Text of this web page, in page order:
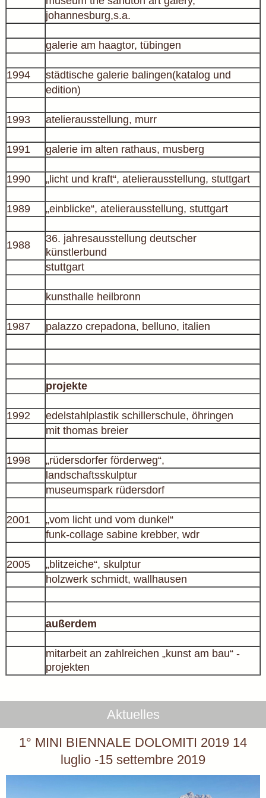
johannesburg,s.a.
galerie am haagtor, tübingen
1994
städtische galerie balingen(katalog und
edition)
1993 atelierausstellung, murr
1991 galerie im alten rathaus, musberg
1990 „licht und kraft“, atelierausstellung, stuttgart
1989 „einblicke“, atelierausstellung, stuttgart
1988
36. jahresausstellung deutscher
künstlerbund
stuttgart
kunsthalle heilbronn
1987 palazzo crepadona, belluno, italien
projekte
1992
edelstahlplastik schillerschule, öhringen
mit thomas breier
1998
„rüdersdorfer förderweg“,
landschaftsskulptur
museumspark rüdersdorf
2001
„vom licht und vom dunkel“
funk-collage sabine krebber, wdr
2005
„blitzeiche“, skulptur
holzwerk schmidt, wallhausen
außerdem
mitarbeit an zahlreichen „kunst am bau“ -
projekten
Aktuelles
1° MINI BIENNALE DOLOMITI 2019 14
luglio -15 settembre 2019